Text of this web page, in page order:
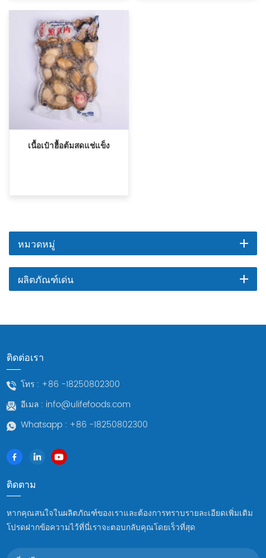
เนื้อเป๋าฮื้อต้มสดแช่แข็ง
หมวดหมู่
ผลิตภัณฑ์เด่น
ติดต่อเรา
โทร : +86 -18250802300
อีเมล : info@ulifefoods.com
Whatsapp : +86 -18250802300
ติดตาม
หากคุณสนใจในผลิตภัณฑ์ของเราและต้องการทราบรายละเอียดเพิ่มเติม
โปรดฝากข้อความไว้ที่นี่เราจะตอบกลับคุณโดยเร็วที่สุด